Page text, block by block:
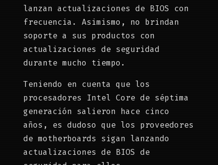
lanzan actualizaciones de BIOS con
frecuencia. Asimismo, no brindan
soporte a sus productos con
actualizaciones de seguridad
durante mucho tiempo.
Teniendo en cuenta que los
procesadores Intel Core de séptima
generación salieron hace cinco
años, es dudoso que los proveedores
de motherboards sigan lanzando
actualizaciones de BIOS de